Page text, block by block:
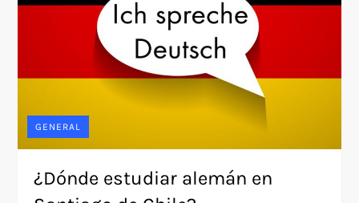
GENERAL
¿Dónde estudiar alemán en